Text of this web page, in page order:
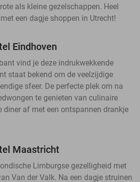
als kleine gezelschappen. Heel
een dagje shoppen in Utrecht!
Eindhoven
vind je deze indrukwekkende
staat bekend om de veelzijdige
sfeer. De perfecte plek om na
te genieten van culinaire
diner af met een ontspannen drankje
Maastricht
Limburgse gezelligheid met
Van der Valk. Na een dagje struinen